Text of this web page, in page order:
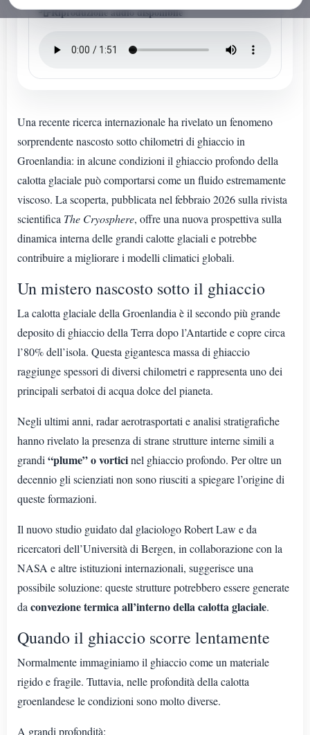
Riproduzione audio disponibile
Una recente ricerca internazionale ha rivelato un fenomeno
sorprendente nascosto sotto chilometri di ghiaccio in
Groenlandia: in alcune condizioni il ghiaccio profondo della
calotta glaciale può comportarsi come un fluido estremamente
viscoso. La scoperta, pubblicata nel febbraio 2026 sulla rivista
scientifica The Cryosphere, offre una nuova prospettiva sulla
dinamica interna delle grandi calotte glaciali e potrebbe
contribuire a migliorare i modelli climatici globali.
Un mistero nascosto sotto il ghiaccio
La calotta glaciale della Groenlandia è il secondo più grande
deposito di ghiaccio della Terra dopo l’Antartide e copre circa
l’80% dell’isola. Questa gigantesca massa di ghiaccio
raggiunge spessori di diversi chilometri e rappresenta uno dei
principali serbatoi di acqua dolce del pianeta.
Negli ultimi anni, radar aerotrasportati e analisi stratigrafiche
hanno rivelato la presenza di strane strutture interne simili a
grandi “plume” o vorticinel ghiaccio profondo. Per oltre un
decennio gli scienziati non sono riusciti a spiegare l’origine di
queste formazioni.
Il nuovo studio guidato dal glaciologo Robert Law e da
ricercatori dell’Università di Bergen, in collaborazione con la
NASA e altre istituzioni internazionali, suggerisce una
possibile soluzione: queste strutture potrebbero essere generate
da convezione termica all’interno della calotta glaciale.
Quando il ghiaccio scorre lentamente
Normalmente immaginiamo il ghiaccio come un materiale
rigido e fragile. Tuttavia, nelle profondità della calotta
groenlandese le condizioni sono molto diverse.
A grandi profondità: